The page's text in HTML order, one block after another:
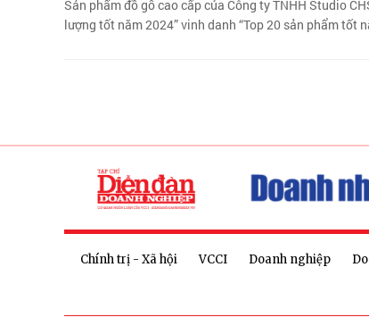
Sản phẩm đồ gỗ cao cấp của Công ty TNHH Studio
lượng tốt năm 2024” vinh danh “Top 20 sản phẩm tốt
Chính trị - Xã hội VCCI Doanh nghiệp